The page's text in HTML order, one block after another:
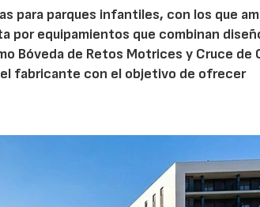
para parques infantiles, con los que
por equipamientos que combinan
Bóveda de Retos Motrices y Cruce de
fabricante con el objetivo de ofrecer